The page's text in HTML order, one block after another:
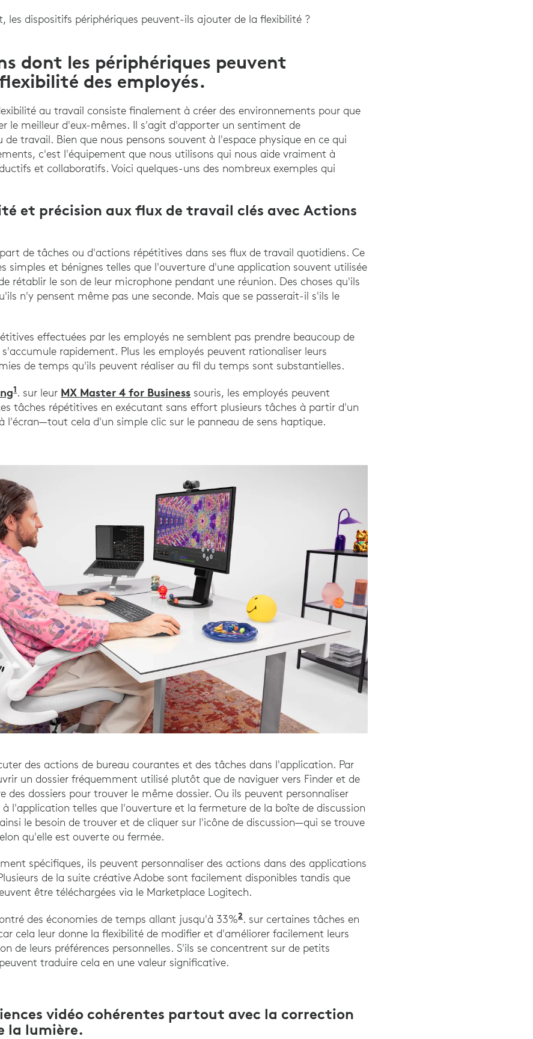
les dispositifs périphériques peuvent-ils ajouter de la flexibilité ?
dont les périphériques peuvent
des employés.
au travail consiste finalement à créer des environnements pour que
le meilleur d'eux-mêmes. Il s'agit d'apporter un sentiment de
de travail. Bien que nous pensons souvent à l'espace physique en ce qui
c'est l'équipement que nous utilisons qui nous aide vraiment à
et collaboratifs. Voici quelques-uns des nombreux exemples qui
et précision aux flux de travail clés avec Actions
de tâches ou d'actions répétitives dans ses flux de travail quotidiens. Ce
simples et bénignes telles que l'ouverture d'une application souvent utilisée
rétablir le son de leur microphone pendant une réunion. Des choses qu'ils
n'y pensent même pas une seconde. Mais que se passerait-il s'ils le
effectuées par les employés ne semblent pas prendre beaucoup de
rapidement. Plus les employés peuvent rationaliser leurs
de temps qu'ils peuvent réaliser au fil du temps sont substantielles.
1. sur leur MX Master 4 for Business souris, les employés peuvent
tâches répétitives en exécutant sans effort plusieurs tâches à partir d'un
l'écran—tout cela d'un simple clic sur le panneau de sens haptique.
des actions de bureau courantes et des tâches dans l'application. Par
un dossier fréquemment utilisé plutôt que de naviguer vers Finder et de
des dossiers pour trouver le même dossier. Ou ils peuvent personnaliser
l'application telles que l'ouverture et la fermeture de la boîte de discussion
le besoin de trouver et de cliquer sur l'icône de discussion—qui se trouve
qu'elle est ouverte ou fermée.
spécifiques, ils peuvent personnaliser des actions dans des applications
de la suite créative Adobe sont facilement disponibles tandis que
être téléchargées via le Marketplace Logitech.
des économies de temps allant jusqu'à 33%2. sur certaines tâches en
cela leur donne la flexibilité de modifier et d'améliorer facilement leurs
de leurs préférences personnelles. S'ils se concentrent sur de petits
traduire cela en une valeur significative.
vidéo cohérentes partout avec la correction
la lumière.